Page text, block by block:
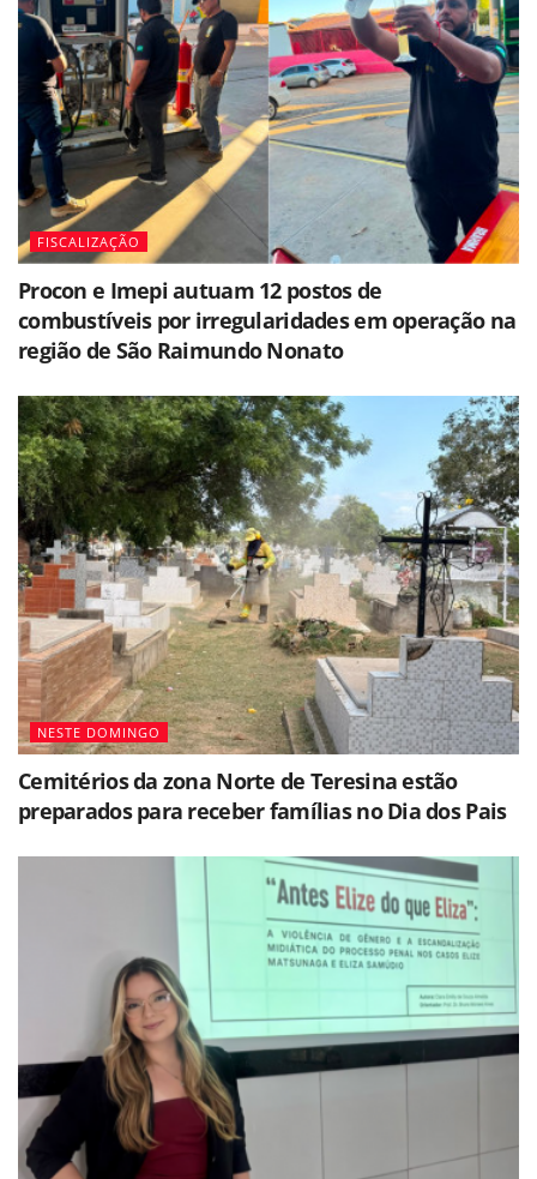
FISCALIZAÇÃO
Procon e Imepi autuam 12 postos de
combustíveis por irregularidades em operação na
região de São Raimundo Nonato
NESTE DOMINGO
Cemitérios da zona Norte de Teresina estão
preparados para receber famílias no Dia dos Pais